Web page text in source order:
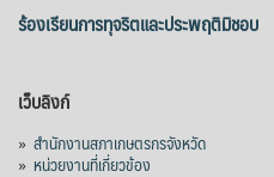
ร้องเรียนการทุจริตและประพฤติมิชอบ
เว็บลิงก์
» สำนักงานสภาเกษตรกรจังหวัด
» หน่วยงานที่เกี่ยวข้อง